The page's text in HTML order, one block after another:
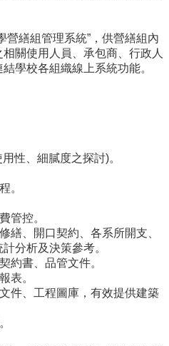
營繕組管理系統”，供營繕組內
關使用人員、承包商、行政人
學校各組織線上系統功能。
性、細膩度之探討)。
。
管控。
繕、開口契約、各系所開支、
分析及決策參考。
約書、品管文件。
表。
件、工程圖庫，有效提供建築